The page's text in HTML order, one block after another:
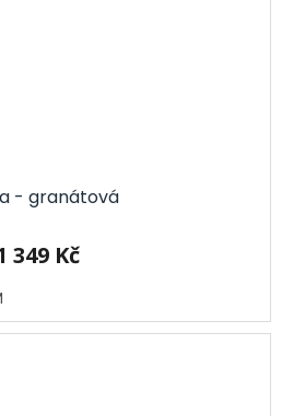
- granátová
349 Kč